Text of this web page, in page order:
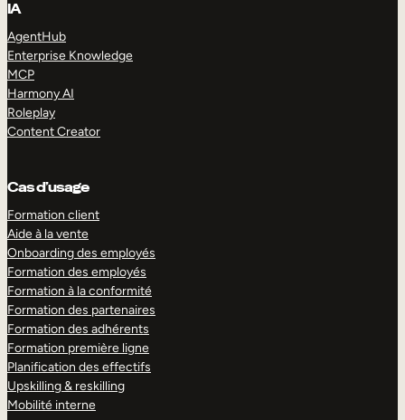
IA
AgentHub
Enterprise Knowledge
MCP
Harmony AI
Roleplay
Content Creator
Cas d’usage
Formation client
Aide à la vente
Onboarding des employés
Formation des employés
Formation à la conformité
Formation des partenaires
Formation des adhérents
Formation première ligne
Planification des effectifs
Upskilling & reskilling
Mobilité interne